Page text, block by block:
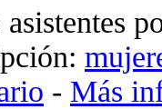
asistentes
- Más